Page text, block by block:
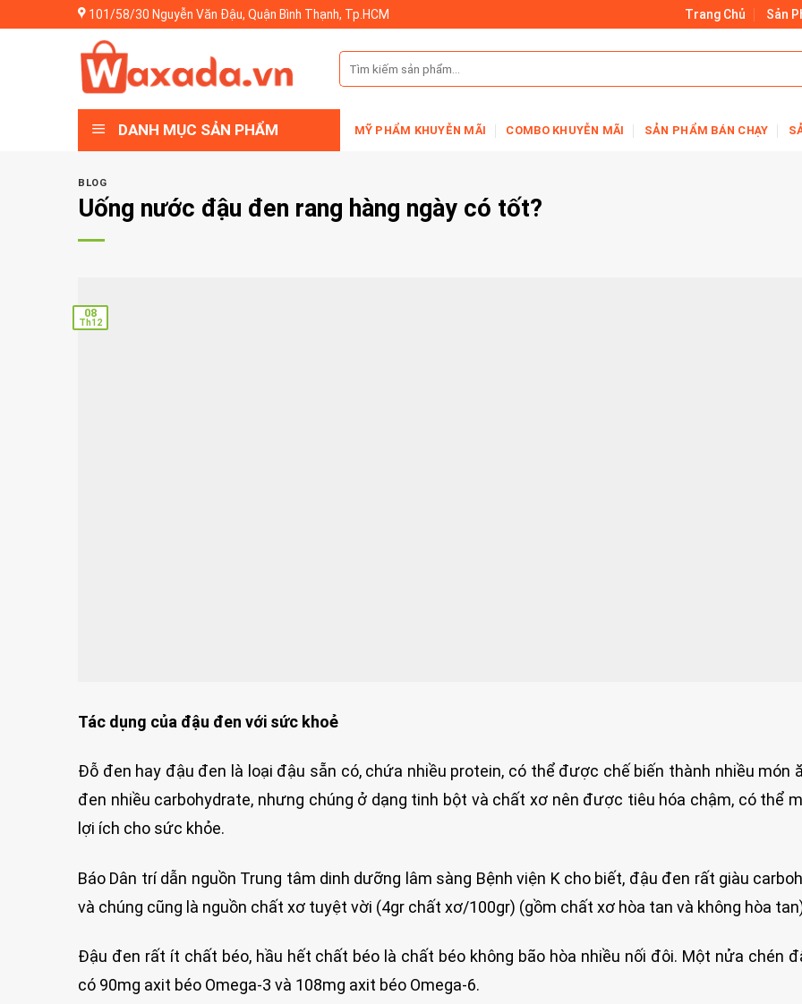
to
101/58/30 Nguyễn Văn Đậu, Quận Bình Thạnh, Tp.HCM Trang Chủ Sản
Tìm
kiếm:
DANH MỤC SẢN PHẨM MỸ PHẨM KHUYỄN MÃI COMBO KHUYỄN MÃI SẢN PHẨM BÁN CHẠY
BLOG
Uống nước đậu đen rang hàng ngày có tốt?
08
Th12
Tác dụng của đậu đen với sức khoẻ
Đỗ đen hay đậu đen là loại đậu sẵn có, chứa nhiều protein, có thể được chế biến thành nhiều món
đen nhiều carbohydrate, nhưng chúng ở dạng tinh bột và chất xơ nên được tiêu hóa chậm, có thể
lợi ích cho sức khỏe.
Báo Dân trí dẫn nguồn Trung tâm dinh dưỡng lâm sàng Bệnh viện K cho biết, đậu đen rất giàu
và chúng cũng là nguồn chất xơ tuyệt vời (4gr chất xơ/100gr) (gồm chất xơ hòa tan và không hòa
Đậu đen rất ít chất béo, hầu hết chất béo là chất béo không bão hòa nhiều nối đôi. Một nửa chén
có 90mg axit béo Omega-3 và 108mg axit béo Omega-6.